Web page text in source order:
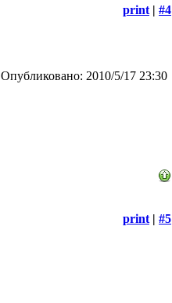
print | #4
Опубликовано: 2010/5/17 23:30
print | #5